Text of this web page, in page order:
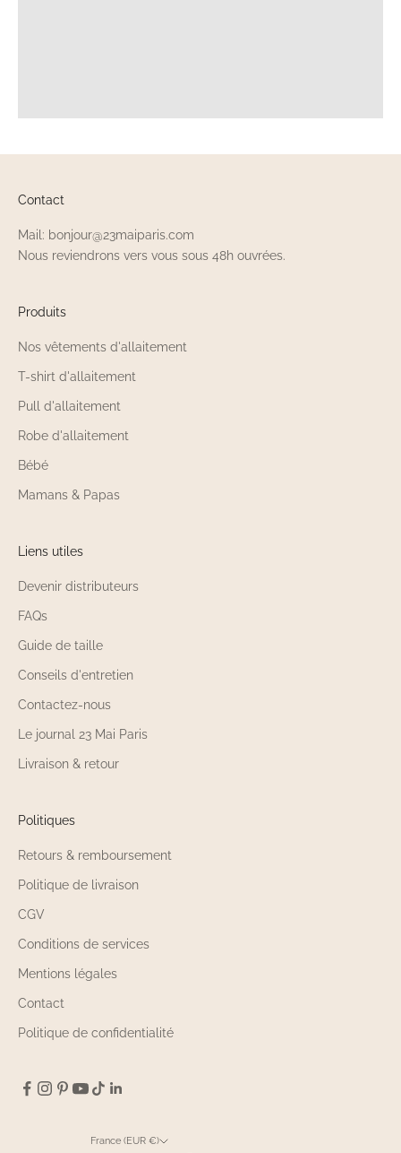
Contact
Mail: bonjour@23maiparis.com
Nous reviendrons vers vous sous 48h ouvrées.
Produits
Nos vêtements d'allaitement
T-shirt d'allaitement
Pull d'allaitement
Robe d'allaitement
Bébé
Mamans & Papas
Liens utiles
Devenir distributeurs
FAQs
Guide de taille
Conseils d'entretien
Contactez-nous
Le journal 23 Mai Paris
Livraison & retour
Politiques
Retours & remboursement
Politique de livraison
CGV
Conditions de services
Mentions légales
Contact
Politique de confidentialité
France (EUR €)